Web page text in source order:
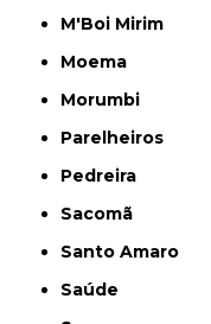
M'Boi Mirim
Moema
Morumbi
Parelheiros
Pedreira
Sacomã
Santo Amaro
Saúde